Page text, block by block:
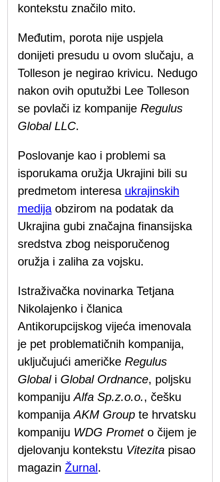
kontekstu značilo mito.
Međutim, porota nije uspjela
donijeti presudu u ovom slučaju, a
Tolleson je negirao krivicu. Nedugo
nakon ovih oputužbi Lee Tolleson
se povlači iz kompanije Regulus
Global LLC.
Poslovanje kao i problemi sa
isporukama oružja Ukrajini bili su
predmetom interesa ukrajinskih
medijaobzirom na podatak da
Ukrajina gubi značajna finansijska
sredstva zbog neisporučenog
oružja i zaliha za vojsku.
Istraživačka novinarka Tetjana
Nikolajenko i članica
Antikorupcijskog vijeća imenovala
je pet problematičnih kompanija,
uključujući američke Regulus
Globali Global Ordnance, poljsku
kompanijuAlfa Sp.z.o.o., češku
kompanijaAKM Group te hrvatsku
kompaniju WDG Prometo čijem je
djelovanju kontekstu Vitezita pisao
magazin Žurnal.